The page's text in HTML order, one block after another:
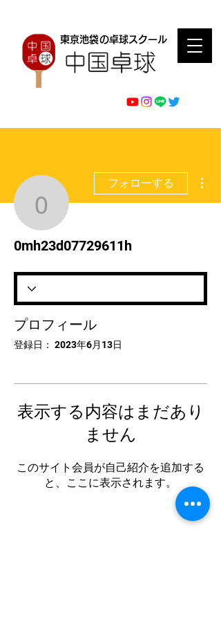
東京池袋の卓球スクール
フォローする
0mh23d07729611h
プロフィール
登録日： 2023年6月13日
表示する内容はまだあり
ません
このサイト会員が自己紹介を追加する
と、ここに表示されます。